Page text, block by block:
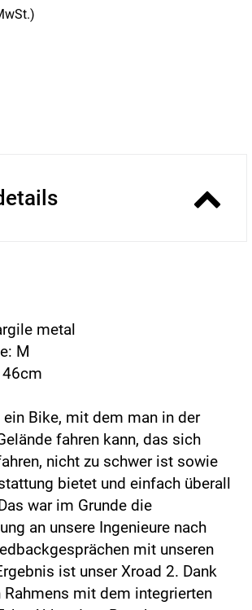
metal
M
46cm
ein Bike, mit dem man in der
fahren kann, das sich
nicht zu schwer ist sowie
bietet und einfach überall
war im Grunde die
an unsere Ingenieure nach
mit unseren
ist unser Xroad 2. Dank
mit dem integrierten